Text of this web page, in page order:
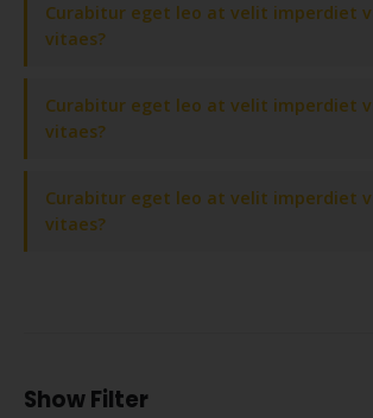
Curabitur eget leo at velit imperdiet
vitaes?
Curabitur eget leo at velit imperdiet
vitaes?
Curabitur eget leo at velit imperdiet
vitaes?
Show Filter